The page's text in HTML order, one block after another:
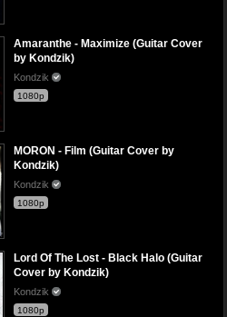
Amaranthe - Maximize (Guitar Cover
by Kondzik)
Kondzik
1080p
MORON - Film (Guitar Cover by
Kondzik)
Kondzik
1080p
Lord Of The Lost - Black Halo (Guitar
Cover by Kondzik)
Kondzik
1080p